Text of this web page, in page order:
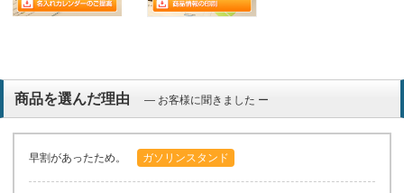
商品を選んだ理由 ― お客様に聞きました ー
早割があったため。 ガソリンスタンド